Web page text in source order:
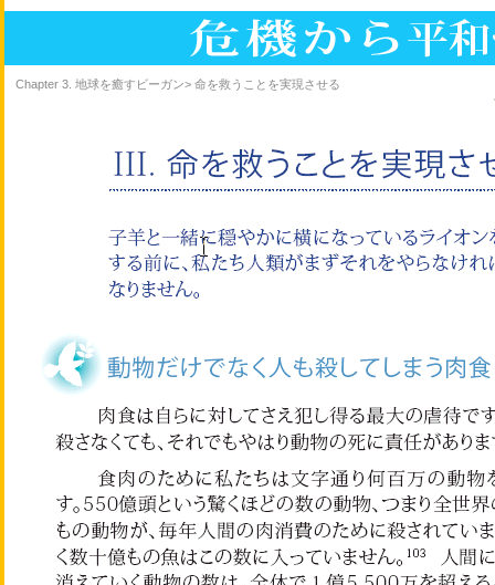
Chapter 3. 地球を癒すビーガン> 命を救うことを実現させる